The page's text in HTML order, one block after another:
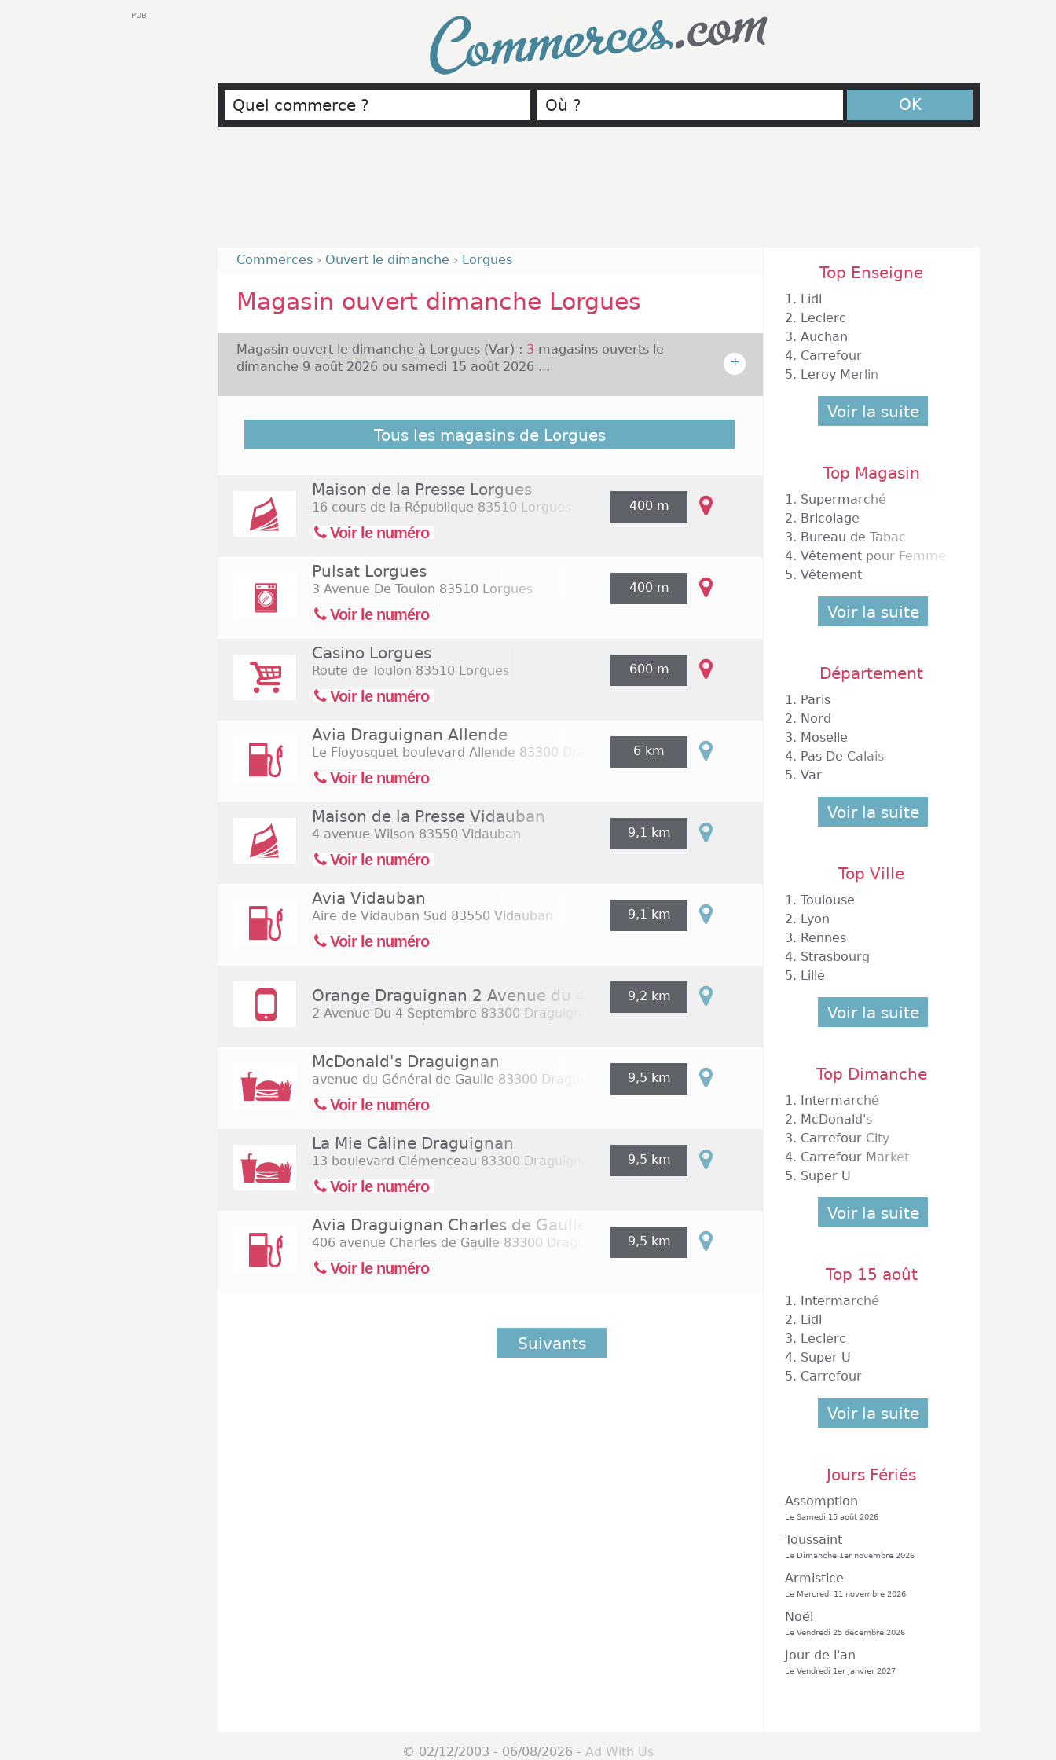
Commerces.com
OK
Commerces › Ouvert le dimanche › Lorgues
Magasin ouvert dimanche Lorgues
Magasin ouvert le dimanche à Lorgues (Var) : 3 magasins ouverts le
dimanche 9 août 2026 ou samedi 15 août 2026 ...
+
Découvrez dans la liste ci-dessous les magasins ouverts le dimanche à Lorgues
et ceux situés à proximité. Ils sont classés du plus proche au plus éloigné du
Tous les magasins de Lorgues
Maison de la Presse Lorgues
16 cours de la République 83510 Lorgues
Voir le numéro
400 m
Pulsat Lorgues
3 Avenue De Toulon 83510 Lorgues
Voir le numéro
400 m
Casino Lorgues
Route de Toulon 83510 Lorgues
Voir le numéro
600 m
Avia Draguignan Allende
Le Floyosquet boulevard Allende 83300 Draguignan
Voir le numéro
6 km
Maison de la Presse Vidauban
4 avenue Wilson 83550 Vidauban
Voir le numéro
9,1 km
Avia Vidauban
Aire de Vidauban Sud 83550 Vidauban
Voir le numéro
9,1 km
Orange Draguignan 2 Avenue du 4 Septembre
2 Avenue Du 4 Septembre 83300 Draguignan
9,2 km
McDonald's Draguignan
avenue du Général de Gaulle 83300 Draguignan
Voir le numéro
9,5 km
La Mie Câline Draguignan
13 boulevard Clémenceau 83300 Draguignan
Voir le numéro
9,5 km
Avia Draguignan Charles de Gaulle
406 avenue Charles de Gaulle 83300 Draguignan
Voir le numéro
9,5 km
Suivants
Top Enseigne
1. Lidl
2. Leclerc
3. Auchan
4. Carrefour
5. Leroy Merlin
Voir la suite
Top Magasin
1. Supermarché
2. Bricolage
3. Bureau de Tabac
4. Vêtement pour Femme
5. Vêtement
Voir la suite
Département
1. Paris
2. Nord
3. Moselle
4. Pas De Calais
5. Var
Voir la suite
Top Ville
1. Toulouse
2. Lyon
3. Rennes
4. Strasbourg
5. Lille
Voir la suite
Top Dimanche
1. Intermarché
2. McDonald's
3. Carrefour City
4. Carrefour Market
5. Super U
Voir la suite
Top 15 août
1. Intermarché
2. Lidl
3. Leclerc
4. Super U
5. Carrefour
Voir la suite
Jours Fériés
Assomption
Le Samedi 15 août 2026
Toussaint
Le Dimanche 1er novembre 2026
Armistice
Le Mercredi 11 novembre 2026
Noël
Le Vendredi 25 décembre 2026
Jour de l'an
Le Vendredi 1er janvier 2027
PUB
© 02/12/2003 - 06/08/2026 - Ad With Us